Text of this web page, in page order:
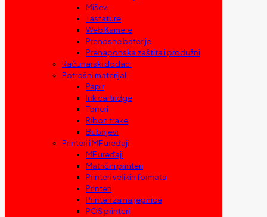
Miševi
Tastature
Web Kamere
Prenosne baterije
Prenaponska zaštita i produžni
Računarski dodaci
Potrošni materijal
Papir
Ink cartridge
Toneri
Ribon trake
Bubnjevi
Printeri i MF uređaji
MF uređaji
Matrični printeri
Printeri velikih formata
Printeri
Printeri za naljepnice
POS printeri